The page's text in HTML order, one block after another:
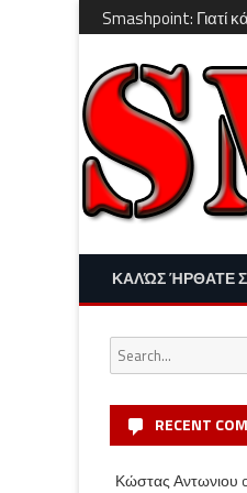
Smashpoint: Γιατί
ΚΑΛΏΣ ΉΡΘΑΤΕ
Search
for:
RECENT
Κώστας Αντωνιου